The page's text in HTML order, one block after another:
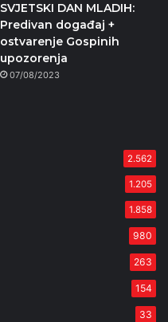
SVJETSKI DAN MLADIH:
Predivan događaj +
ostvarenje Gospinih
upozorenja
07/08/2023
2.562
1.205
1.858
980
263
154
33